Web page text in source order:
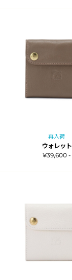
再入荷
ウォレット
¥39,600 -